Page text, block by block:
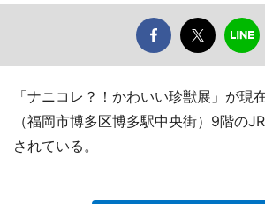
「ナニコレ？！かわいい珍獣展」が現
（福岡市博多区博多駅中央街）9階の
されている。